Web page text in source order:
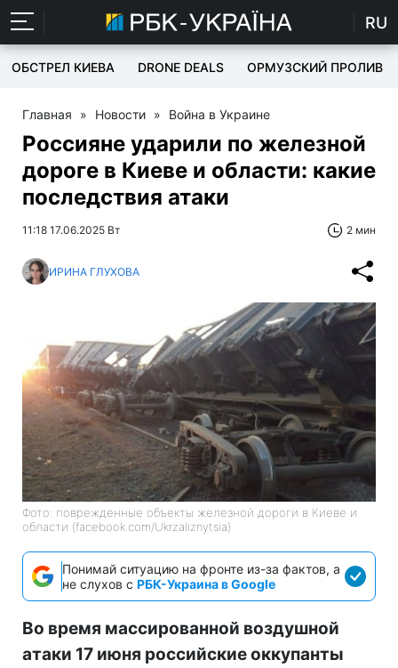
RU
ОБСТРЕЛ КИЕВА DRONE DEALS ОРМУЗСКИЙ ПРОЛИВ
Главная » Новости » Война в Украине
Россияне ударили по железной
дороге в Киеве и области: какие
последствия атаки
11:18 17.06.2025 Вт 2 мин
ИРИНА ГЛУХОВА
Фото: поврежденные объекты железной дороги в Киеве и
области (facebook.com/Ukrzaliznytsia)
Понимай ситуацию на фронте из-за фактов, а
не слухов с РБК-Украина в Google
Во время массированной воздушной
атаки 17 июня российские оккупанты